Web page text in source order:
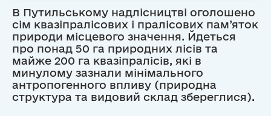
В Путильському надлісництві оголошено
сім квазіпралісових і пралісових пам’яток
природи місцевого значення. Йдеться
про понад 50 га природних лісів та
майже 200 га квазіпралісів, які в
минулому зазнали мінімального
антропогенного впливу (природна
структура та видовий склад збереглися).